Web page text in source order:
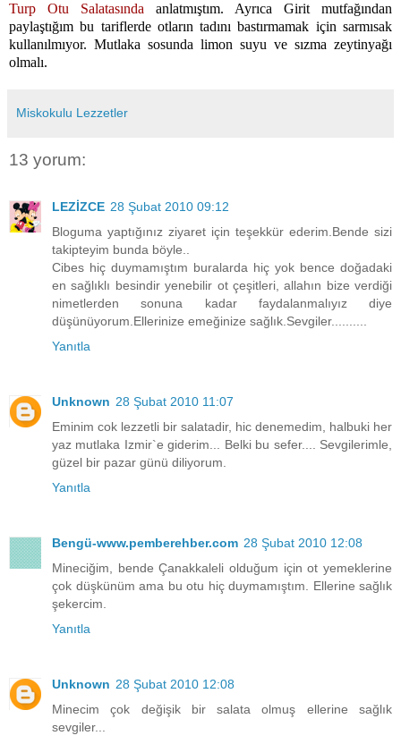
Turp Otu Salatasında anlatmıştım. Ayrıca Girit mutfağından
paylaştığım bu tariflerde otların tadını bastırmamak için sarmısak
kullanılmıyor. Mutlaka sosunda limon suyu ve sızma zeytinyağı
olmalı.
Miskokulu Lezzetler
13 yorum:
LEZİZCE 28 Şubat 2010 09:12
Bloguma yaptığınız ziyaret için teşekkür ederim.Bende sizi
takipteyim bunda böyle..
Cibes hiç duymamıştım buralarda hiç yok bence doğadaki
en sağlıklı besindir yenebilir ot çeşitleri, allahın bize verdiği
nimetlerden sonuna kadar faydalanmalıyız diye
düşünüyorum.Ellerinize emeğinize sağlık.Sevgiler..........
Yanıtla
Unknown 28 Şubat 2010 11:07
Eminim cok lezzetli bir salatadir, hic denemedim, halbuki her
yaz mutlaka Izmir`e giderim... Belki bu sefer.... Sevgilerimle,
güzel bir pazar günü diliyorum.
Yanıtla
Bengü-www.pemberehber.com 28 Şubat 2010 12:08
Mineciğim, bende Çanakkaleli olduğum için ot yemeklerine
çok düşkünüm ama bu otu hiç duymamıştım. Ellerine sağlık
şekercim.
Yanıtla
Unknown 28 Şubat 2010 12:08
Minecim çok değişik bir salata olmuş ellerine sağlık
sevgiler...